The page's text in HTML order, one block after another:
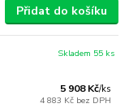
Přidat do košíku
5 908 Kč/ks
4 883 Kč bez DPH
Skladem 55 ks